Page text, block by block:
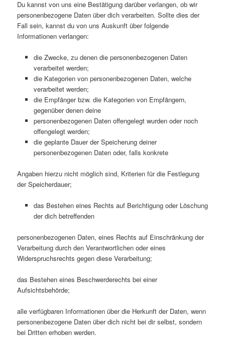
Du kannst von uns eine Bestätigung darüber verlangen, ob wir
personenbezogene Daten über dich verarbeiten. Sollte dies der
Fall sein, kannst du von uns Auskunft über folgende
Informationen verlangen:
die Zwecke, zu denen die personenbezogenen Daten
verarbeitet werden;
die Kategorien von personenbezogenen Daten, welche
verarbeitet werden;
die Empfänger bzw. die Kategorien von Empfängern,
gegenüber denen deine
personenbezogenen Daten offengelegt wurden oder noch
offengelegt werden;
die geplante Dauer der Speicherung deiner
personenbezogenen Daten oder, falls konkrete
Angaben hierzu nicht möglich sind, Kriterien für die Festlegung
der Speicherdauer;
das Bestehen eines Rechts auf Berichtigung oder Löschung
der dich betreffenden
personenbezogenen Daten, eines Rechts auf Einschränkung der
Verarbeitung durch den Verantwortlichen oder eines
Widerspruchsrechts gegen diese Verarbeitung;
das Bestehen eines Beschwerderechts bei einer
Aufsichtsbehörde;
alle verfügbaren Informationen über die Herkunft der Daten, wenn
personenbezogene Daten über dich nicht bei dir selbst, sondern
bei Dritten erhoben werden.